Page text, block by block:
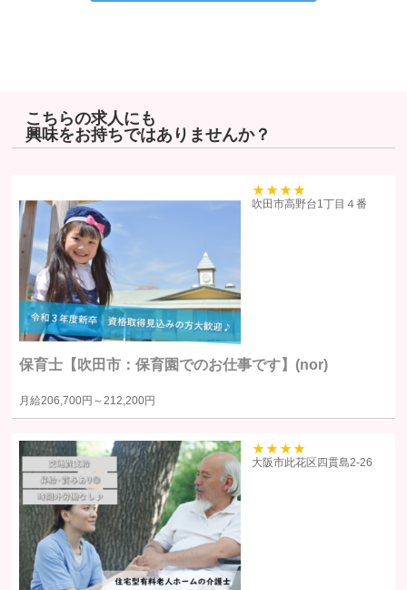
個人情報の取扱いについて
イバシーポリシーを掲示し、当プライバシーポリシーに準拠して提供さ
れるサービス（以下「本サービス」といいます）の利用企業・団体等
（以下「利用企業等」といいます）および本サービスをご利用になる方
（以下「ユーザー」といいます）のプライバシーを尊重し、ユーザーの
個人情報の管理に細心の注意を払い、これを取扱うものとします。
はありません。
本サービスの利用に伴う連絡・各種お知らせ等の配信・送付
ユーザーの承諾・申込みに基づく、本サービス利用企業等への個人
情報の提供
属性情報･端末情報・位置情報・行動履歴等に基づく広告・コンテン
ツ等の配信・表示、本サービスの提供
本サービスの改善・新規サービスの開発・マーケティング活動
本サービスに関するご意見、お問い合わせの確認・回答
こちらの求人にも
興味をお持ちではありませんか？
保育士【吹田市：保育園でのお仕事です】(nor)
月給206,700円～212,200円
39
吹田市高野台1丁目４番
39
大阪市此花区四貫島2‐26